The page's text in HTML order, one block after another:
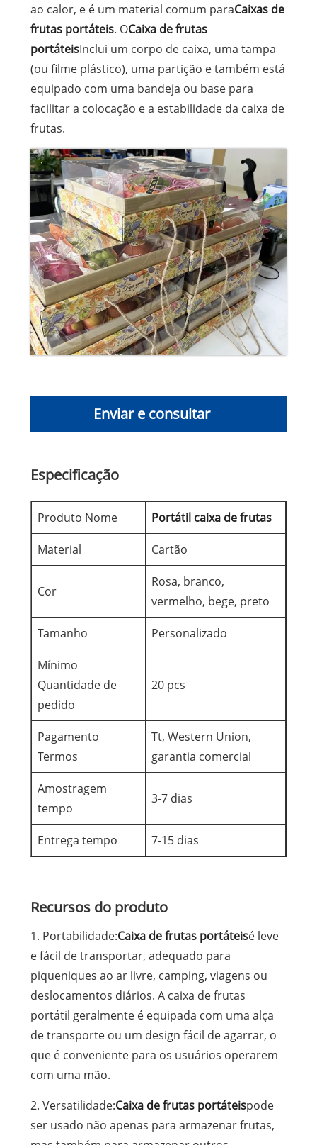
ao calor, e é um material comum paraCaixas de
frutas portáteis. OCaixa de frutas
portáteisInclui um corpo de caixa, uma tampa
(ou filme plástico), uma partição e também está
equipado com uma bandeja ou base para
facilitar a colocação e a estabilidade da caixa de
frutas.
Enviar e consultar
Especificação
Produto Nome Portátil caixa de frutas
Material Cartão
Cor
Rosa, branco,
vermelho, bege, preto
Tamanho Personalizado
Mínimo
Quantidade de
pedido
20 pcs
Pagamento
Termos
Tt, Western Union,
garantia comercial
Amostragem
tempo
3-7 dias
Entrega tempo 7-15 dias
Recursos do produto
1. Portabilidade:Caixa de frutas portáteisé leve
e fácil de transportar, adequado para
piqueniques ao ar livre, camping, viagens ou
deslocamentos diários. A caixa de frutas
portátil geralmente é equipada com uma alça
de transporte ou um design fácil de agarrar, o
que é conveniente para os usuários operarem
com uma mão.
2. Versatilidade:Caixa de frutas portáteispode
ser usado não apenas para armazenar frutas,